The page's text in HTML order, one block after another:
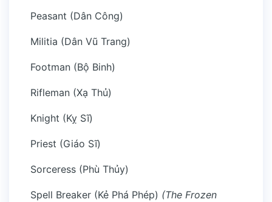
Peasant (Dân Công)
Militia (Dân Vũ Trang)
Footman (Bộ Binh)
Rifleman (Xạ Thủ)
Knight (Kỵ Sĩ)
Priest (Giáo Sĩ)
Sorceress (Phù Thủy)
Spell Breaker (Kẻ Phá Phép) (The Frozen